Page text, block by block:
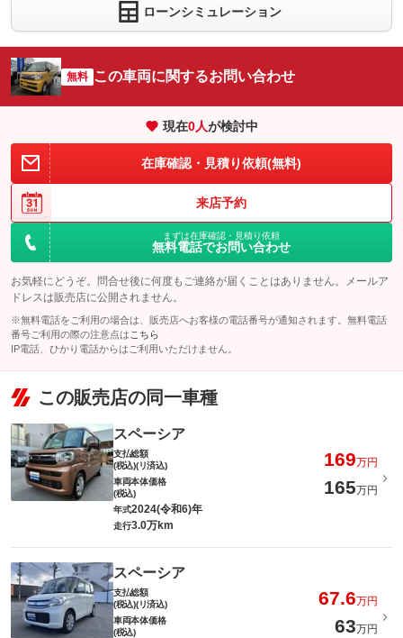
備考
保証
修理回数・
上限金額
免責金
保証修理受
付先
ビスの有無
無し
このパックの見積もり依頼（無料）
パック内容
詳しくはスタッフまでご確認下さい。
保証項目 -
修理回数・
上限金額
-
保証修理受
付先
-
ロードサー
ビスの有無
無し
車両本体価
格
パック内容
備考
詳しくはスタッフまでご確認下さい。
保証
保証項目
上限金額
免責金 無し
保証修理受
付先
-
ビスの有無
無し
このパックの見積もり依頼（無料）
ローンシミュレーション
無料 この車両に関するお問い合わせ
現在0人が検討中
在庫確認・見積り依頼(無料)
来店予約
まずは在庫確認・見積り依頼
無料電話でお問い合わせ
お気軽にどうぞ。問合せ後に何度もご連絡が届くことはありません。メールア
ドレスは販売店に公開されません。
※無料電話をご利用の場合は、販売店へお客様の電話番号が通知されます。無料電話
番号ご利用の際の注意点は こちら
IP電話、ひかり電話からはご利用いただけません。
この販売店の同一車種
スペーシア
支払総額
(税込)(リ済込)
169万円
車両本体価格
(税込)
165万円
年式2024(令和6)年
走行3.0万km
スペーシア
支払総額
(税込)(リ済込)
67.6万円
車両本体価格
(税込)
63万円